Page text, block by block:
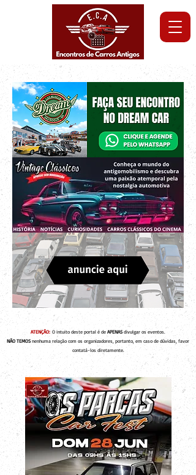
ATENÇÃO: O intuito deste portal é de APENAS divulgar os eventos.
NÃO TEMOS nenhuma relação com os organizadores, portanto, em caso de dúvidas, favor
contatá-los diretamente.